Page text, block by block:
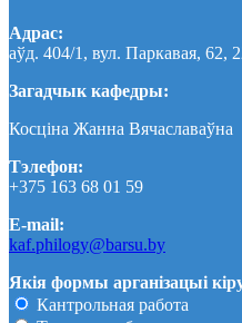
Адрас:
аўд. 404/1, вул. Паркавая, 62,
Загадчык кафедры:
Косціна Жанна Вячаславаўна
Тэлефон:
+375 163 68 01 59
E-mail:
kaf.philogy@barsu.by
Якія формы арганізацыі
Кантрольная работа